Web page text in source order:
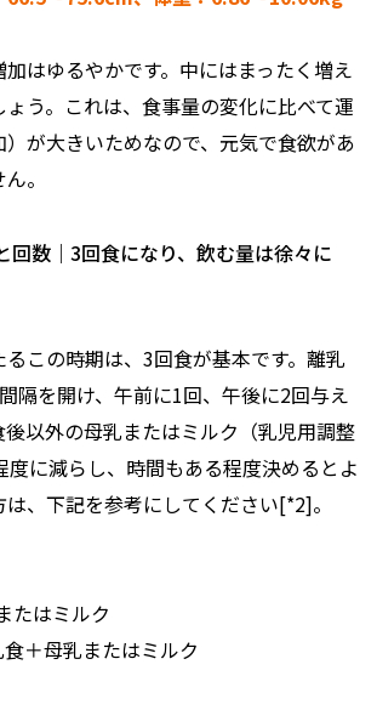
はゆるやかです。中にはまったく増え
う。これは、食事量の変化に比べて運
が大きいためなので、元気で食欲があ
。
回数｜3回食になり、飲む量は徐々に
この時期は、3回食が基本です。離乳
隔を開け、午前に1回、午後に2回与え
後以外の母乳またはミルク（乳児用調整
度に減らし、時間もある程度決めるとよ
、下記を参考にしてください[*2]。
たはミルク
食＋母乳またはミルク